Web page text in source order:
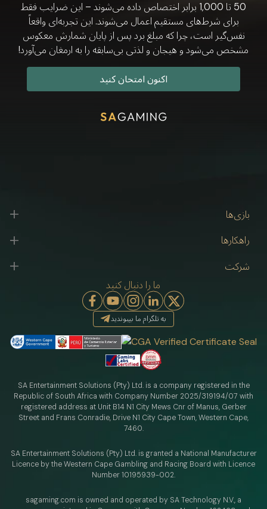
50 تا 1,000 برابر اختصاص داده می‌شوند – این ضرایب فقط
برای شرط‌های مستقیم اعمال می‌شوند. این تجربه‌ای واقعاً
نفس‌گیر است، چرا که مبلغ برد پس از پایان شمارش معکوس
مشخص می‌شود و هیجان و لذتی بی‌سابقه را به ارمغان می‌آورد!
اکنون امتحان کنید
بازی‌ها
راهکارها
شرکت
ما را دنبال کنید
به تلگرام ما بپیوندید
SA Entertainment Solutions (Pty) Ltd. is a company registered in the
Republic of South Africa with Company Number 2025/319194/07 with
registered address at Unit B14 N1 City Mews Cnr of Manus, Gerber
Street and Frans Conradie, Drive N1 City Cape Town, Western Cape,
7460.
SA Entertainment Solutions (Pty) Ltd. is granted a National Manufacturer
Licence by the Western Cape Gambling and Racing Board with Licence
Number 10195939-002.
sagaming.com is owned and operated by SA Technology N.V., a